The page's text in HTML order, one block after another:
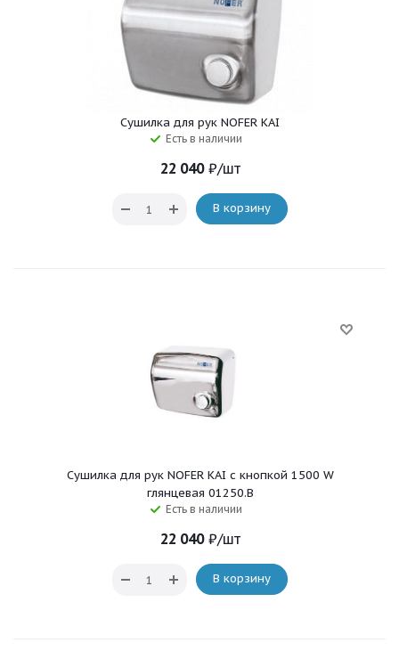
Сушилка для рук NOFER KAI
Есть в наличии
22 040₽/шт
В корзину
Сушилка для рук NOFER KAI c кнопкой 1500 W
глянцевая 01250.B
Есть в наличии
22 040₽/шт
В корзину